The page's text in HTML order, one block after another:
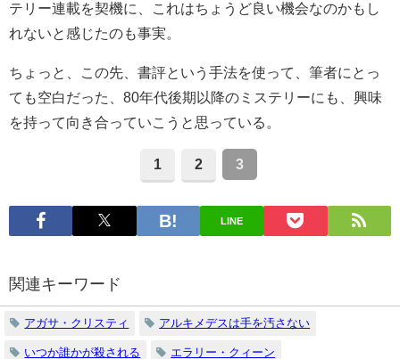
テリー連載を契機に、これはちょうど良い機会なのかもし
れないと感じたのも事実。
ちょっと、この先、書評という手法を使って、筆者にとっ
ても空白だった、80年代後期以降のミステリーにも、興味
を持って向き合っていこうと思っている。
1 2 3
LINE
関連キーワード
アガサ・クリスティ アルキメデスは手を汚さない
いつか誰かが殺される エラリー・クィーン